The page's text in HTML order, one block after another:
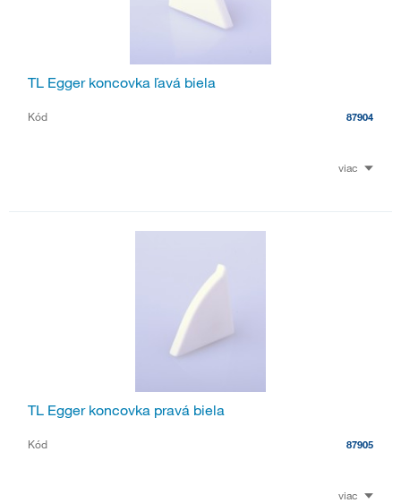
TL Egger koncovka ľavá biela
Kód 87904
viac
TL Egger koncovka pravá biela
Kód 87905
viac